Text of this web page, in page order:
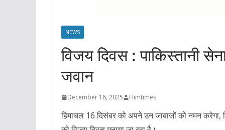
NEWS
विजय दिवस : पाकिस्तानी
जवान
December 16, 2025 Himtimes
हिमाचल 16 दिसंबर को अपने उन जाबाजों को नमन करेगा,